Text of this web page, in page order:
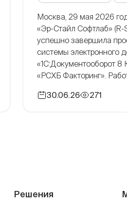
Москва, 29 мая 2026
«Эр-Стайл Софтлаб» (R-
успешно завершила
системы электронного
«1С:Документооборот
«РСХБ Факторинг».
точном соответствии с
30.06.26 271
Решения